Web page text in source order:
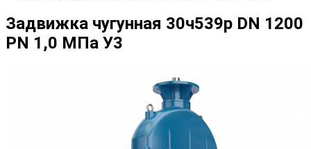
Задвижка чугунная 30ч539р DN 1200
PN 1,0 МПа У3